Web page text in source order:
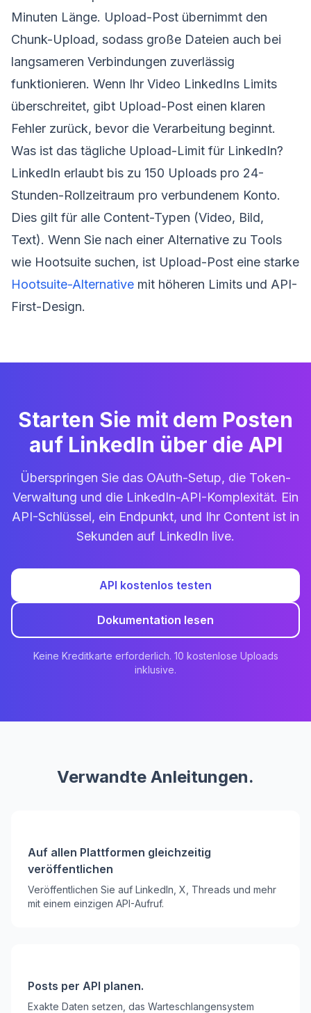
Minuten Länge. Upload-Post übernimmt den
Chunk-Upload, sodass große Dateien auch bei
langsameren Verbindungen zuverlässig
funktionieren. Wenn Ihr Video LinkedIns Limits
überschreitet, gibt Upload-Post einen klaren
Fehler zurück, bevor die Verarbeitung beginnt.
Was ist das tägliche Upload-Limit für LinkedIn?
LinkedIn erlaubt bis zu 150 Uploads pro 24-
Stunden-Rollzeitraum pro verbundenem Konto.
Dies gilt für alle Content-Typen (Video, Bild,
Text). Wenn Sie nach einer Alternative zu Tools
wie Hootsuite suchen, ist Upload-Post eine starke
Hootsuite-Alternative mit höheren Limits und API-
First-Design.
Starten Sie mit dem Posten
auf LinkedIn über die API
Überspringen Sie das OAuth-Setup, die Token-
Verwaltung und die LinkedIn-API-Komplexität. Ein
API-Schlüssel, ein Endpunkt, und Ihr Content ist in
Sekunden auf LinkedIn live.
API kostenlos testen
Dokumentation lesen
Keine Kreditkarte erforderlich. 10 kostenlose Uploads
inklusive.
Verwandte Anleitungen.
Auf allen Plattformen gleichzeitig
veröffentlichen
Veröffentlichen Sie auf LinkedIn, X, Threads und mehr
mit einem einzigen API-Aufruf.
Posts per API planen.
Exakte Daten setzen, das Warteschlangensystem